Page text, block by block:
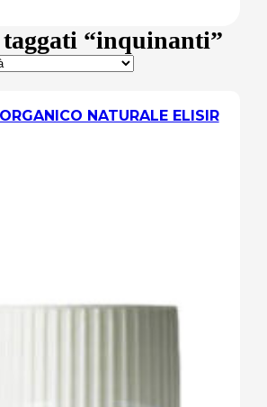
Supporto Reni
“inquinanti”
NATURALE ELISIR